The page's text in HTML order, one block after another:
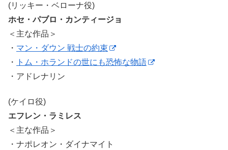
(リッキー・ベローナ役)
ホセ・パブロ・カンティージョ
＜主な作品＞
・ マン・ダウン 戦士の約束
・
トム・ホランドの世にも恐怖な物語
・アドレナリン
(ケイロ役)
エフレン・ラミレス
＜主な作品＞
・ナポレオン・ダイナマイト